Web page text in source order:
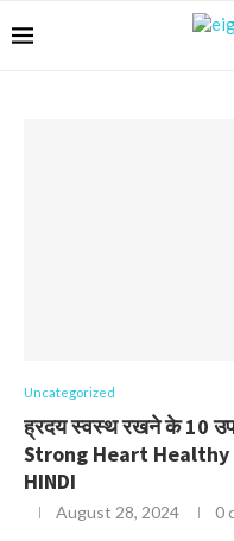
Uncategorized
ह्रदय स्वस्थ रखने के 10
Strong Heart Healthy
HINDI
August 28, 2024 0